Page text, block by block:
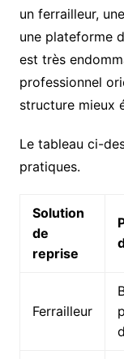
un ferrailleur,
une plateforme
est très
professionnel
structure mieux
Le tableau ci-
pratiques.
Solution
de
reprise
Ferrailleur